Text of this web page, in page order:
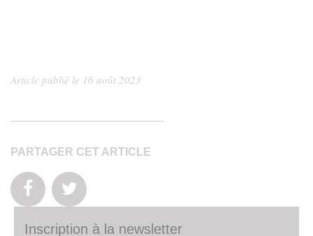
Article publié le 16 août 2023
PARTAGER CET ARTICLE
Inscription à la newsletter